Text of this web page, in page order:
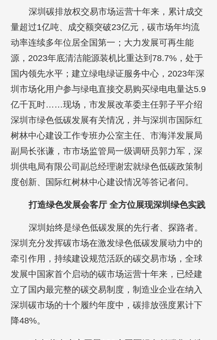
深圳碳排放权交易市场运营十年来，累计成交
量超过1亿吨、成交额突破23亿元，碳市场年均流
动率连续多年位居全国第一；大力发展可再生能
源，2023年底清洁能源装机比重达到78.7%，处于
国内领先水平；建立绿电绿证服务中心，2023年深
圳市场化用户参与绿电直接交易购买绿电电量达5.9
亿千瓦时……现场，市发展改革委主任郭子平介绍
深圳市绿色低碳发展有关情况，并与深圳市国际红
树林中心建设工作专班办公室主任、市海洋发展局
副局长张谦，市市场监管局一级调研员郭力军，深
圳供电局有限公司副总经理谢宏就绿色低碳政策制
度创新、国际红树林中心建设情况等答记者问。
打造绿色发展会客厅 全方位展现深圳绿色实践
深圳始终是绿色低碳发展的先行者、探路者。
深圳充分发挥碳市场在激发绿色低碳发展动力中的
牵引作用，持续建设规范活跃的碳交易市场，全球
发展中国家首个启动的碳市场运营十年来，已经建
立了国内最完整的碳交易制度，制造业企业在纳入
深圳碳市场的十个履约年度中，碳排放强度累计下
降48%。